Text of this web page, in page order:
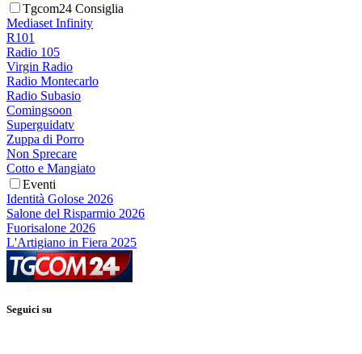
Tgcom24 Consiglia
Mediaset Infinity
R101
Radio 105
Virgin Radio
Radio Montecarlo
Radio Subasio
Comingsoon
Superguidatv
Zuppa di Porro
Non Sprecare
Cotto e Mangiato
Eventi
Identità Golose 2026
Salone del Risparmio 2026
Fuorisalone 2026
L'Artigiano in Fiera 2025
Seguici su